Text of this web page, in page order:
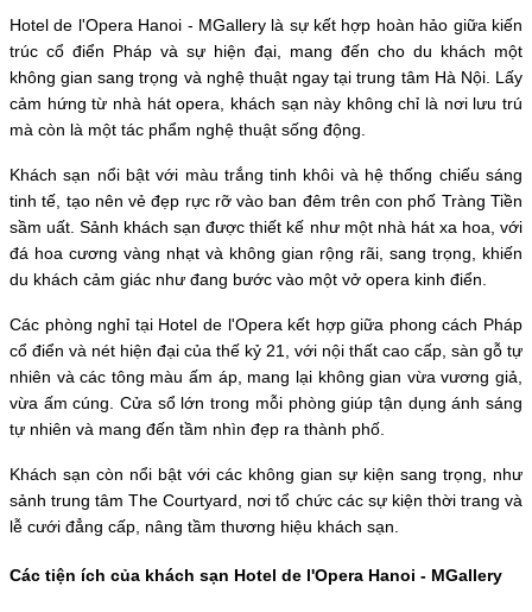
Hotel de l'Opera Hanoi - MGallery là sự kết hợp hoàn hảo giữa kiến
trúc cổ điển Pháp và sự hiện đại, mang đến cho du khách một
không gian sang trọng và nghệ thuật ngay tại trung tâm Hà Nội. Lấy
cảm hứng từ nhà hát opera, khách sạn này không chỉ là nơi lưu trú
mà còn là một tác phẩm nghệ thuật sống động.
Khách sạn nổi bật với màu trắng tinh khôi và hệ thống chiếu sáng
tinh tế, tạo nên vẻ đẹp rực rỡ vào ban đêm trên con phố Tràng Tiền
sầm uất. Sảnh khách sạn được thiết kế như một nhà hát xa hoa, với
đá hoa cương vàng nhạt và không gian rộng rãi, sang trọng, khiến
du khách cảm giác như đang bước vào một vở opera kinh điển.
Các phòng nghỉ tại Hotel de l'Opera kết hợp giữa phong cách Pháp
cổ điển và nét hiện đại của thế kỷ 21, với nội thất cao cấp, sàn gỗ tự
nhiên và các tông màu ấm áp, mang lại không gian vừa vương giả,
vừa ấm cúng. Cửa sổ lớn trong mỗi phòng giúp tận dụng ánh sáng
tự nhiên và mang đến tầm nhìn đẹp ra thành phố.
Khách sạn còn nổi bật với các không gian sự kiện sang trọng, như
sảnh trung tâm The Courtyard, nơi tổ chức các sự kiện thời trang và
lễ cưới đẳng cấp, nâng tầm thương hiệu khách sạn.
Các tiện ích của khách sạn Hotel de l'Opera Hanoi - MGallery